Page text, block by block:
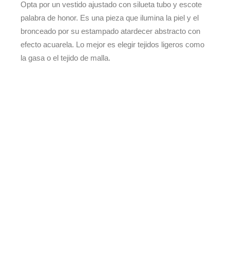
Opta por un vestido ajustado con silueta tubo y escote
palabra de honor. Es una pieza que ilumina la piel y el
bronceado por su estampado atardecer abstracto con
efecto acuarela. Lo mejor es elegir tejidos ligeros como
la gasa o el tejido de malla.